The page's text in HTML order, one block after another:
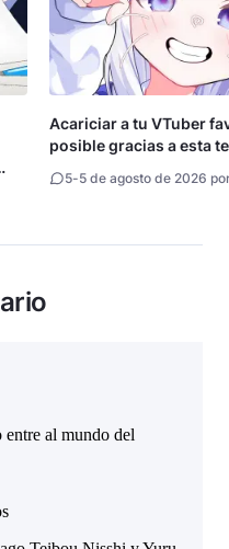
Acariciar a tu VTuber
posible gracias a esta
5-5 de agosto de 2026